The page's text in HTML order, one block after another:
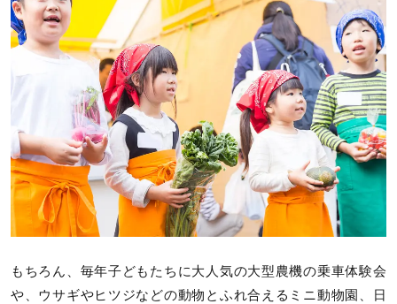
もちろん、毎年子どもたちに大人気の大型農機の乗車体験会
や、ウサギやヒツジなどの動物とふれ合えるミニ動物園、日